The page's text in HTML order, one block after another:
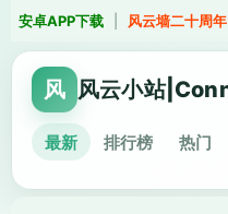
安卓APP下载 风云墙二十周年
风
最新 排行榜 热门